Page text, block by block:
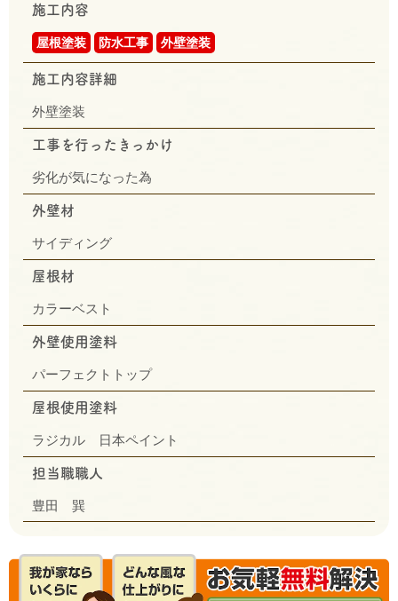
施工内容
屋根塗装 防水工事 外壁塗装
施工内容詳細
外壁塗装
工事を行ったきっかけ
劣化が気になった為
外壁材
サイディング
屋根材
カラーベスト
外壁使用塗料
パーフェクトトップ
屋根使用塗料
ラジカル 日本ペイント
担当職職人
豊田 巽